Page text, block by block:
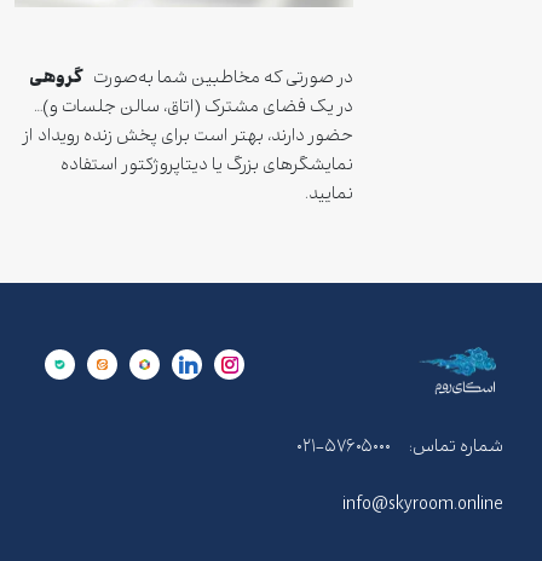
در صورتی که مخاطبین شما به‌صورتگروهی
در یک فضای مشترک (اتاق، سالن جلسات و)…
حضور دارند، بهتر است برای پخش زنده رویداد از
نمایشگرهای بزرگ یا دیتاپروژکتور استفاده
نمایید.
شماره تماس: ۰۲۱-۵۷۶۰۵۰۰۰
info@skyroom.online